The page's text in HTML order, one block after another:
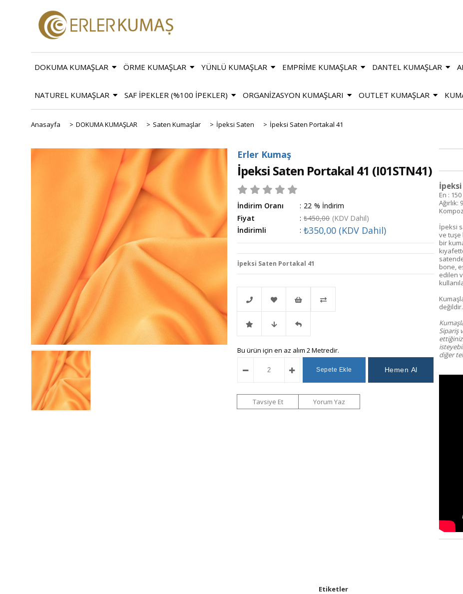
DOKUMA KUMAŞLAR ÖRME KUMAŞLAR YÜNLÜ KUMAŞLAR EMPRİME KUMAŞLAR DANTEL KUMAŞLAR
NATUREL KUMAŞLAR SAF İPEKLER (%100 İPEKLER) ORGANİZASYON KUMAŞLARI OUTLET KUMAŞLAR
Anasayfa > DOKUMA KUMAŞLAR > Saten Kumaşlar > İpeksi Saten > İpeksi Saten Portakal 41
Erler Kumaş
İpeksi Saten Portakal 41 (I01STN41)
İndirim Oranı : %
22
İndirim
Fiyat
: ₺450,00 (KDV Dahil)
İndirimli
: ₺350,00 (KDV Dahil)
İpeksi Saten Portakal 41
Telefonla
Sipariş
Favorilere
Ekle
İstek
Listeme
Ekle
İndirimli Fiyat
Düşünce
Haber
Gelince
Haber
Bu ürün için en az alım 2 Metredir.
Tavsiye Et Yorum Yaz
En :
Ağırlık:
İpeksi
ve tuşe
bir
bone,
edilen
Sipariş
diğer
Etiketler